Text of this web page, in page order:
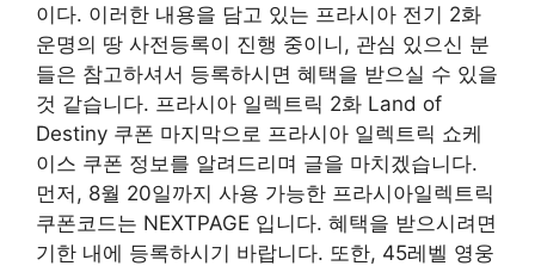
이다. 이러한 내용을 담고 있는 프라시아 전기 2화
운명의 땅 사전등록이 진행 중이니, 관심 있으신 분
들은 참고하셔서 등록하시면 혜택을 받으실 수 있을
것 같습니다. 프라시아 일렉트릭 2화 Land of
Destiny 쿠폰 마지막으로 프라시아 일렉트릭 쇼케
이스 쿠폰 정보를 알려드리며 글을 마치겠습니다.
먼저, 8월 20일까지 사용 가능한 프라시아일렉트릭
쿠폰코드는 NEXTPAGE 입니다. 혜택을 받으시려면
기한 내에 등록하시기 바랍니다. 또한, 45레벨 영웅